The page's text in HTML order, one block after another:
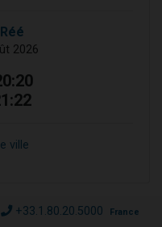
Réé
2026
ville
+33.1.80.20.5000 France